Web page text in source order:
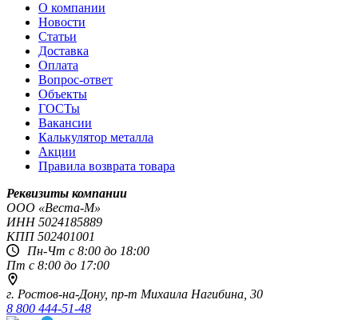
О компании
Новости
Статьи
Доставка
Оплата
Вопрос-ответ
Объекты
ГОСТы
Вакансии
Калькулятор металла
Акции
Правила возврата товара
Реквизиты компании
OOO «Веста-М»
ИНН5024185889
КПП502401001
Пн-Чт с 8:00 до 18:00
Пт с 8:00 до 17:00
г. Ростов-на-Дону, пр-т Михаила Нагибина, 30
8 800 444-51-48